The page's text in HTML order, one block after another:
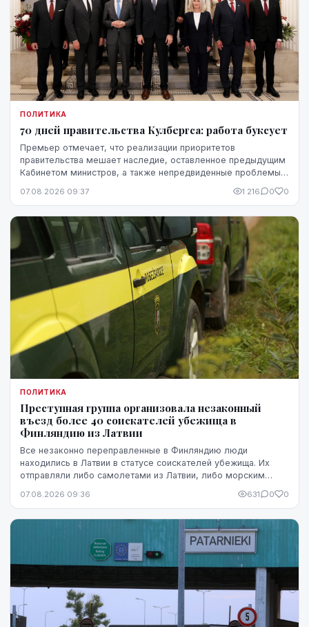
ПОЛИТИКА
70 дней правительства Кулбергса: работа буксует
Премьер отмечает, что реализации приоритетов
правительства мешает наследие, оставленное предыдущим
Кабинетом министров, а также непредвиденные проблемы,
стремительного прогресса.
07.08.2026 09:37 1 216 0 0
ПОЛИТИКА
Преступная группа организовала незаконный
въезд более 40 соискателей убежища в
Финляндию из Латвии
Все незаконно переправленные в Финляндию люди
находились в Латвии в статусе соискателей убежища. Их
отправляли либо самолетами из Латвии, либо морским
07.08.2026 09:36 631 0 0